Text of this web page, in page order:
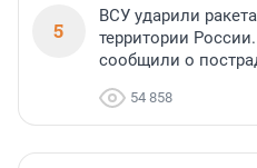
5
ВСУ ударили
территории
сообщили о
54 858